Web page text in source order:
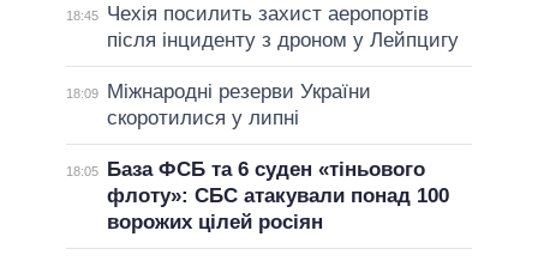
18:45
Чехія посилить захист аеропортів
після інциденту з дроном у Лейпцигу
18:09
Міжнародні резерви України
скоротилися у липні
18:05
База ФСБ та 6 суден «тіньового
флоту»: СБС атакували понад 100
ворожих цілей росіян